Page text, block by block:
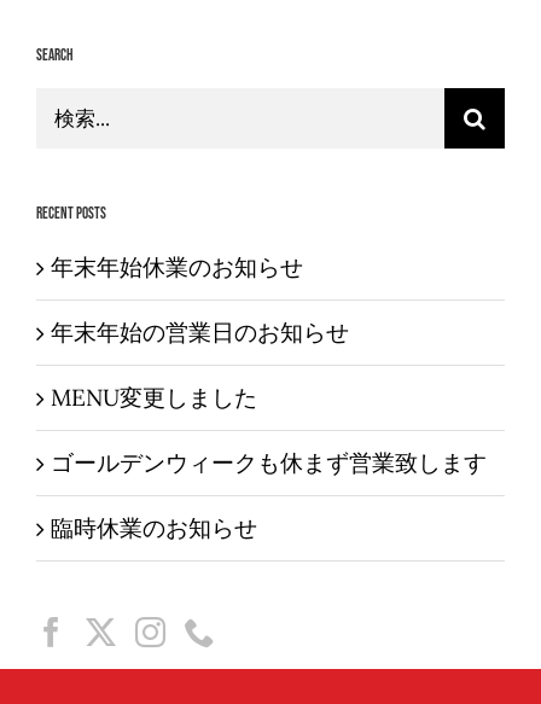
Search
検
Recent Posts
年末年始休業のお知らせ
年末年始の営業日のお知らせ
MENU変更しました
ゴールデンウィークも休まず営業致します
臨時休業のお知らせ